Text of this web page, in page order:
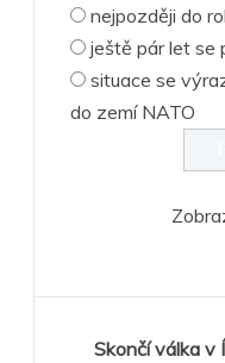
nejpozději do
ještě pár let se
situace se
do zemí NATO
Skončí válka v